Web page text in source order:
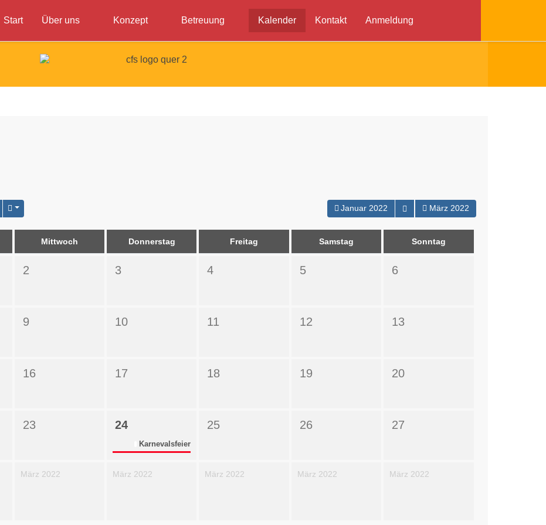
Start Über uns Konzept Betreuung Kalender Kontakt Anmeldung
Januar 2022 Kalender öffnen
März 2022
Mittwoch Donnerstag Freitag Samstag Sonntag
2 3 4 5 6
9 10 11 12 13
16 17 18 19 20
23 24
Karnevalsfeier
25 26 27
März 2022 März 2022 März 2022 März 2022 März 2022